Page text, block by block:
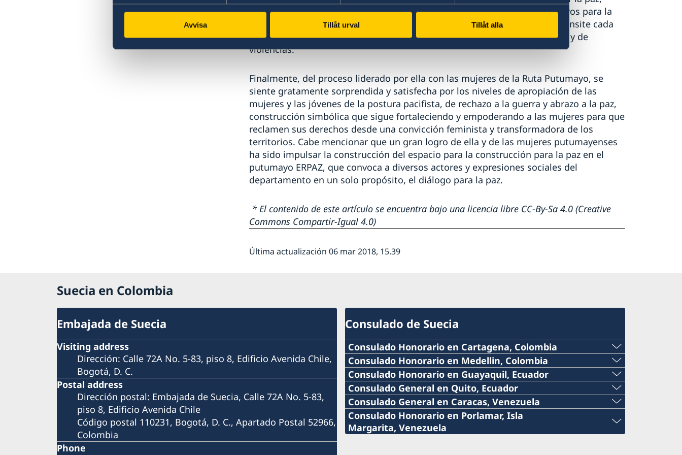
Avvisa Tillåt urval Tillåt alla
conciertos antimili-sonoros, reporteras rurales, plantones y teatros efímeros para la
dignificación de las mujeres víctimas, todo esto ha hecho que Amanda transite cada
día hacia la esperanza, hacia la imaginación de un mundo libre de miedos y de
violencias.
Finalmente, del proceso liderado por ella con las mujeres de la Ruta Putumayo, se
siente gratamente sorprendida y satisfecha por los niveles de apropiación de las
mujeres y las jóvenes de la postura pacifista, de rechazo a la guerra y abrazo a la paz,
construcción simbólica que sigue fortaleciendo y empoderando a las mujeres para que
reclamen sus derechos desde una convicción feminista y transformadora de los
territorios. Cabe mencionar que un gran logro de ella y de las mujeres putumayenses
ha sido impulsar la construcción del espacio para la construcción para la paz en el
putumayo ERPAZ, que convoca a diversos actores y expresiones sociales del
departamento en un solo propósito, el diálogo para la paz.
* El contenido de este artículo se encuentra bajo una licencia libre CC-By-Sa 4.0 (Creative
Commons Compartir-Igual 4.0)
Última actualización 06 mar 2018, 15.39
Suecia en Colombia
Embajada de Suecia
Visiting address
Dirección: Calle 72A No. 5-83, piso 8, Edificio Avenida Chile,
Bogotá, D. C.
Postal address
Dirección postal: Embajada de Suecia, Calle 72A No. 5-83,
piso 8, Edificio Avenida Chile
Código postal 110231, Bogotá, D. C., Apartado Postal 52966,
Colombia
Phone
Consulado de Suecia
Consulado Honorario en Cartagena, Colombia
Teléfono:
+57 605 650 2232
Correo:
consuladosueciacartagena@gmail.com
Consulado Honorario en Medellin, Colombia
Teléfono:
+57 604 322 0520
Correo:
Consulado Honorario en Guayaquil, Ecuador
Teléfono:
+593 4 3951777
Correo:
Consulado General en Quito, Ecuador
Teléfono:
+593 2 3413888 ext 122
Consulado General en Caracas, Venezuela
Teléfono:
+58 212 7501040
Consulado Honorario en Porlamar, Isla
Margarita, Venezuela